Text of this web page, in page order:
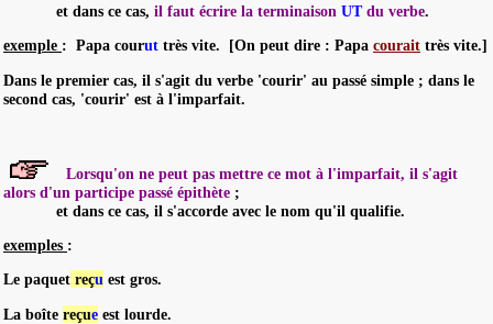
et dans ce cas, il faut écrire la terminaison UTdu verbe.
exemple : Papa courut très vite. [On peut dire : Papa courait très vite.]
Dans le premier cas, il s'agit du verbe 'courir' au passé simple ; dans le
second cas, 'courir' est à l'imparfait.
Lorsqu'on ne peut pas mettre ce mot à l'imparfait, il s'agit
alors d'un participe passé épithète ;
et dans ce cas, il s'accorde avec le nom qu'il qualifie.
exemples :
Le paquet reçu est gros.
La boîte reçue est lourde.